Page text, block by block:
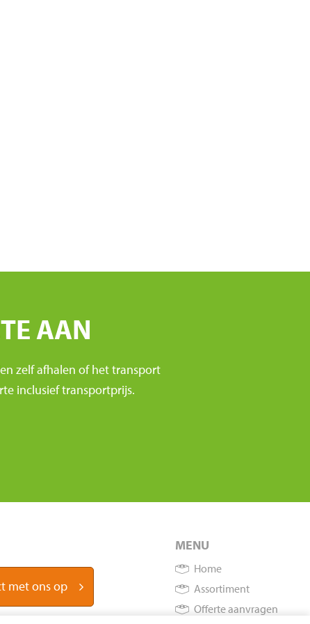
AAN
zelf afhalen of het transport
inclusief transportprijs.
met ons op
MENU
Home
Assortiment
Offerte aanvragen